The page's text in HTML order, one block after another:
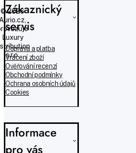
Zákaznický
servis
Doprava a platba
Vrácení zboží
Ověřování recenzí
Obchodní podmínky
Ochrana osobních údajů
Cookies
Informace
pro vás
© 2026
Luxury
s.r.o.